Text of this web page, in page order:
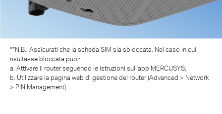
**N.B.: Assicurati che la scheda SIM sia sbloccata. Nel caso in cui
risultasse bloccata puoi:
a. Attivare il router seguendo le istruzioni sull'app MERCUSYS;
b. Utilizzare la pagina web di gestione del router (Advanced > Network
> PIN Management).